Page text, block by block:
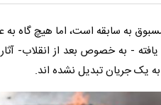
به سابقه است، اما هیچ گاه
- به خصوص بعد از انقلاب-
یک جریان تبدیل نشده اند.